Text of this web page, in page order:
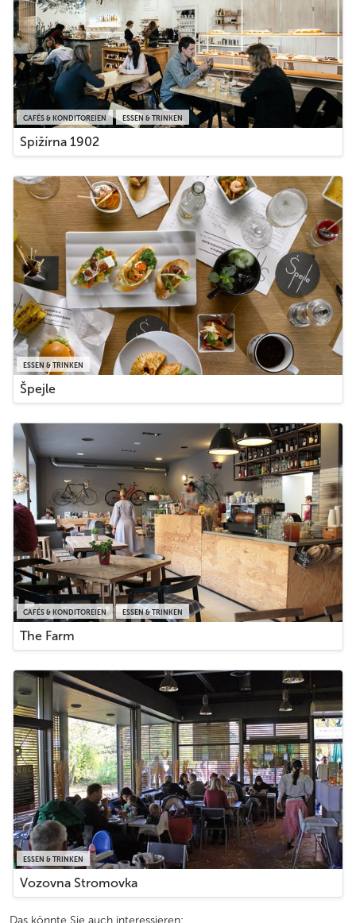
CAFÉS & KONDITOREIEN ESSEN & TRINKEN
Spižírna 1902
ESSEN & TRINKEN
Špejle
CAFÉS & KONDITOREIEN ESSEN & TRINKEN
The Farm
ESSEN & TRINKEN
Vozovna Stromovka
Das könnte Sie auch interessieren: